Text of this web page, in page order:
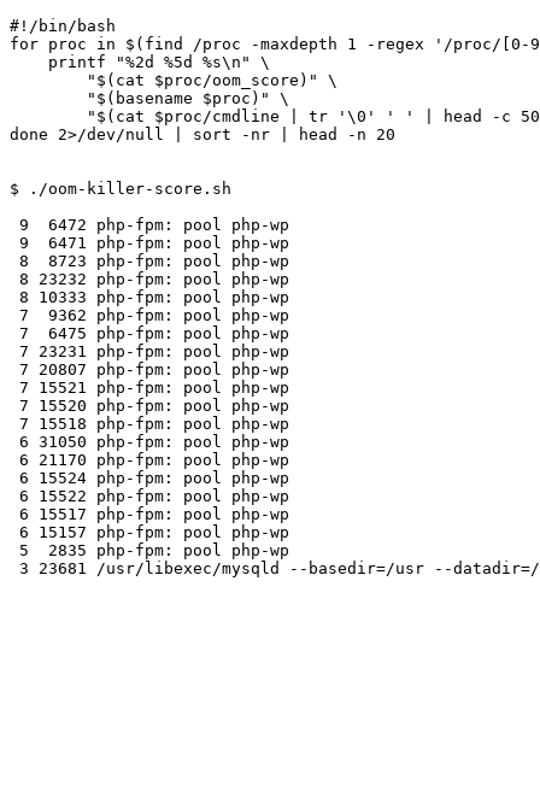
#!/bin/bash
for proc in $(find /proc -maxdepth 1 -regex '/proc/[0-
    printf "%2d %5d %s\n" \
        "$(cat $proc/oom_score)" \
        "$(basename $proc)" \
"$(cat $proc/cmdline | tr '\0' ' ' | head -c
done 2>/dev/null | sort -nr | head -n 20
$ ./oom-killer-score.sh
9  6472 php-fpm: pool php-wp
9  6471 php-fpm: pool php-wp
8  8723 php-fpm: pool php-wp
8 23232 php-fpm: pool php-wp
8 10333 php-fpm: pool php-wp
7  9362 php-fpm: pool php-wp
7  6475 php-fpm: pool php-wp
7 23231 php-fpm: pool php-wp
7 20807 php-fpm: pool php-wp
7 15521 php-fpm: pool php-wp
7 15520 php-fpm: pool php-wp
7 15518 php-fpm: pool php-wp
6 31050 php-fpm: pool php-wp
6 21170 php-fpm: pool php-wp
6 15524 php-fpm: pool php-wp
6 15522 php-fpm: pool php-wp
6 15517 php-fpm: pool php-wp
6 15157 php-fpm: pool php-wp
5  2835 php-fpm: pool php-wp
3 23681 /usr/libexec/mysqld --basedir=/usr --